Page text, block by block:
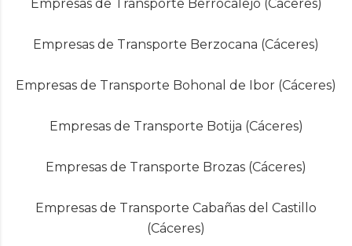
Empresas de Transporte Berrocalejo (Cáceres)
Empresas de Transporte Berzocana (Cáceres)
Empresas de Transporte Bohonal de Ibor (Cáceres)
Empresas de Transporte Botija (Cáceres)
Empresas de Transporte Brozas (Cáceres)
Empresas de Transporte Cabañas del Castillo
(Cáceres)